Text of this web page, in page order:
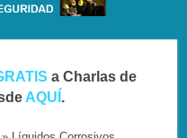
a Charlas de
AQUÍ .